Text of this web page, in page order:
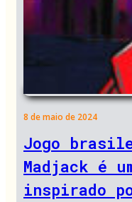
8 de maio de 2024
Jogo
Madjack é
inspirado